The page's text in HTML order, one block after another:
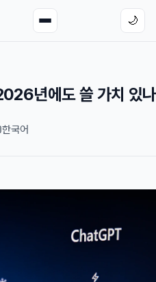
🌙
년에도 쓸 가치 있
한국어